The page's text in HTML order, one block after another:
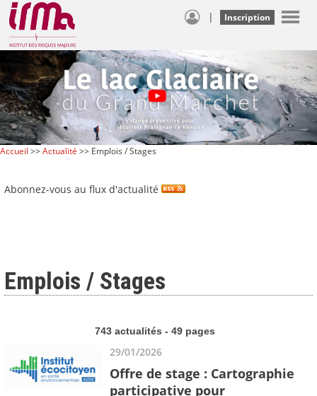
| Inscription
Accueil >>Actualité >> Emplois / Stages
Abonnez-vous au flux d'actualité
Emplois / Stages
743 actualités - 49 pages
29/01/2026
Offre de stage : Cartographie
participative pour